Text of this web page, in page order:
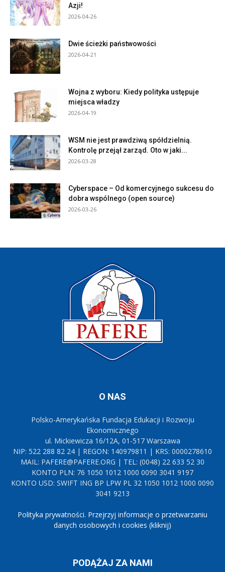
Azji!
2026-04-26
Dwie ścieżki państwowości
2026-04-21
Wojna z wyboru: Kiedy polityka ustępuje
miejsca władzy
2026-04-19
WSM nie jest prawdziwą spółdzielnią.
Kontrolę przejął zarząd. Oto w jaki...
2026-03-28
Cyberspace – Od komercyjnego sukcesu do
dobra wspólnego (open source)
2026-03-26
O NAS
Polsko-Amerykańska Fundacja Edukacji i Rozwoju
Ekonomicznego
ul. Mickiewicza 16/12A, 01-517 Warszawa
NIP: 522 288 82 24 | REGON: 140979811 | KRS: 0000278610
MAIL: PAFERE@PAFERE.ORG | TEL: (0048) 22 633 52 30
KONTO PLN: 76 1050 1012 1000 0090 3041 9197
KONTO USD: SWIFT ING BP LPW PL 32 1050 1012 1000 0090
3041 9213
Polityka prywatności. Przejrzyj informacje o przetwarzaniu
danych osobowych i cookies (kliknij)
PODĄŻAJ ZA NAMI